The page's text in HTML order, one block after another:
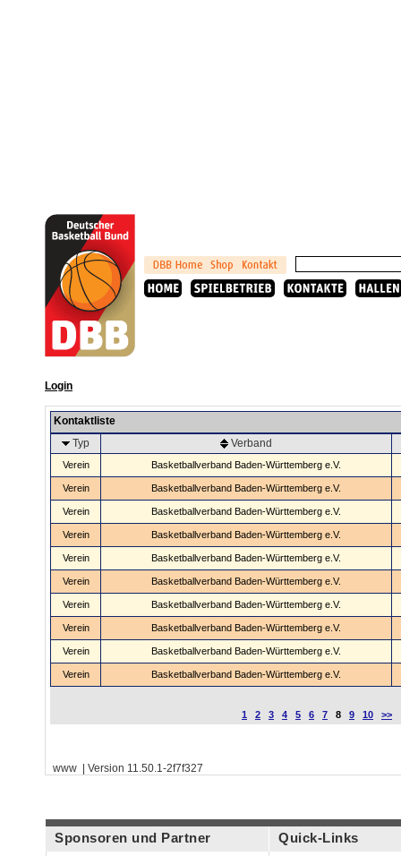
Login
Kontaktliste
Typ
Verband
Verein Basketballverband Baden-Württemberg e.V.
Verein Basketballverband Baden-Württemberg e.V.
Verein Basketballverband Baden-Württemberg e.V.
Verein Basketballverband Baden-Württemberg e.V.
Verein Basketballverband Baden-Württemberg e.V.
Verein Basketballverband Baden-Württemberg e.V.
Verein Basketballverband Baden-Württemberg e.V.
Verein Basketballverband Baden-Württemberg e.V.
Verein Basketballverband Baden-Württemberg e.V.
Verein Basketballverband Baden-Württemberg e.V.
1 2 3 4 5 6 7 8 9 10 >>
www | Version 11.50.1-2f7f327
Sponsoren und Partner Quick-Links